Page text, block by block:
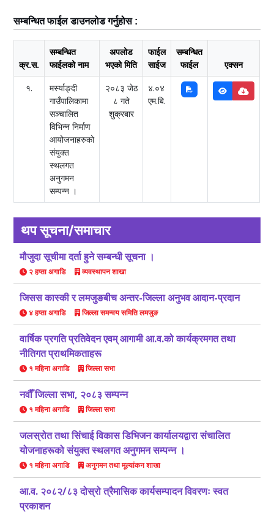
सम्बन्धित फाईल डाउनलोड गर्नुहोस :
क्र.स.
सम्बन्धित
फाईलको नाम
अपलोड
भएको मिति
फाईल
साईज
सम्बन्धित
फाईल
एक्सन
१.
मर्स्याङ्दी
गाउँपालिकामा
सञ्चालित
विभिन्न निर्माण
आयोजनाहरुको
संयुक्त
स्थलगत
अनुगमन
सम्पन्न ।
२०८३ जेठ
८ गते
शुक्रबार
४.०४
एम.बि.
थप सूचना/समाचार
मौजुदा सूचीमा दर्ता हुने सम्बन्धी सूचना ।
२ हप्ता अगाडि व्यवस्थापन शाखा
जिसस कास्की र लमजुङबीच अन्तर-जिल्ला अनुभव आदान-प्रदान
४ हप्ता अगाडि जिल्ला समन्वय समिति लमजुङ
वार्षिक प्रगति प्रतिवेदन एवम् आगामी आ.व.को कार्यक्रमगत तथा
नीतिगत प्राथमिकताहरू
१ महिना अगाडि जिल्ला सभा
नवौँ जिल्ला सभा, २०८३ सम्पन्न
१ महिना अगाडि जिल्ला सभा
जलस्रोत तथा सिंचाई विकास डिभिजन कार्यालयद्वारा संचालित
योजनाहरूको संयुक्त स्थलगत अनुगमन सम्पन्न ।
१ महिना अगाडि अनुगमन तथा मूल्यांकन शाखा
आ.व. २०८२/८३ दोस्रो त्रैमासिक कार्यसम्पादन विवरणः स्वत
प्रकाशन